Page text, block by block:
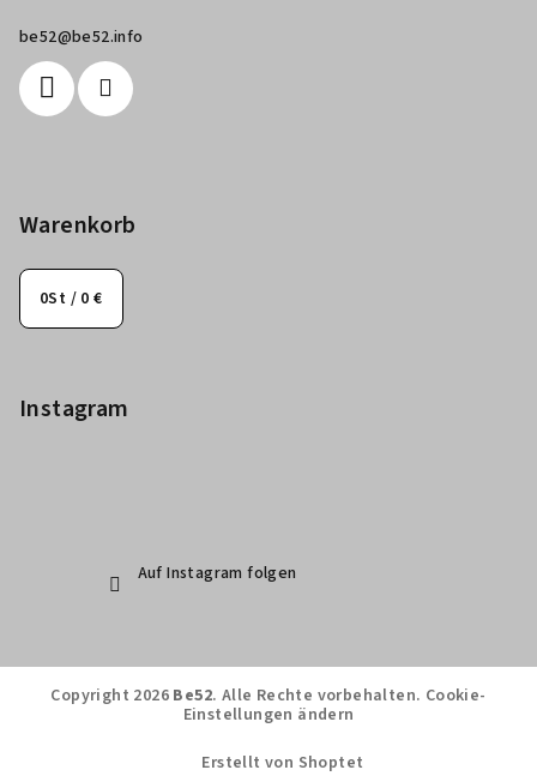
be52@be52.info
Warenkorb
0St / 0 €
Instagram
Auf Instagram folgen
Copyright 2026 Be52. Alle Rechte vorbehalten. Cookie-
Einstellungen ändern
Erstellt von Shoptet